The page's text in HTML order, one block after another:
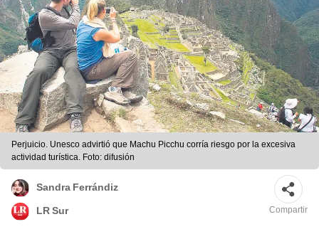
Perjuicio. Unesco advirtió que Machu Picchu corría riesgo por la excesiva
actividad turística. Foto: difusión
Sandra Ferrándiz
LR Sur Compartir